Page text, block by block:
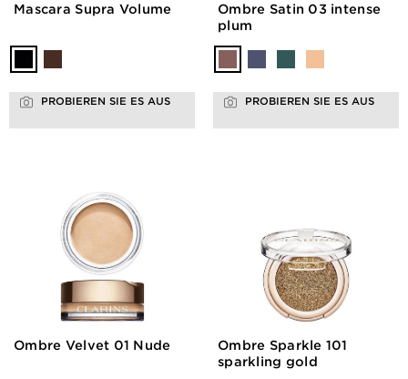
Mascara Supra Volume
PROBIEREN SIE ES AUS
Ombre Satin 03 intense
plum
PROBIEREN SIE ES AUS
Ombre Velvet 01 Nude
Ombre Sparkle 101
sparkling gold